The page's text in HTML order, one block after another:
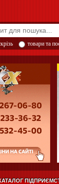
товари та